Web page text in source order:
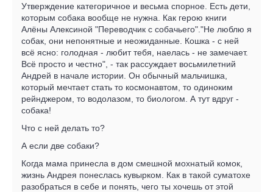
Утверждение категоричное и весьма спорное. Есть дети,
которым собака вообще не нужна. Как герою книги
Алёны Алексиной "Переводчик с собачьего"."Не люблю я
собак, они непонятные и неожиданные. Кошка - с ней
всё ясно: голодная - любит тебя, наелась - не замечает.
Всё просто и честно", - так рассуждает восьмилетний
Андрей в начале истории. Он обычный мальчишка,
который мечтает стать то космонавтом, то одиноким
рейнджером, то водолазом, то биологом. А тут вдруг -
собака!
Что с ней делать то?
А если две собаки?
Когда мама принесла в дом смешной мохнатый комок,
жизнь Андрея понеслась кувырком. Как в такой суматохе
разобраться в себе и понять, чего ты хочешь от этой